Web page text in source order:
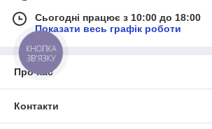
Сьогодні працює з 10:00 до 18:00
Показати весь графік роботи
Про нас
Контакти
КНОПКА
ЗВ'ЯЗКУ